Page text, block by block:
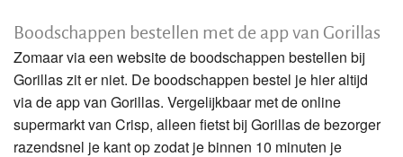
Boodschappen bestellen met de app van Gorillas
Zomaar via een website de boodschappen bestellen bij
Gorillas zit er niet. De boodschappen bestel je hier altijd
via de app van Gorillas. Vergelijkbaar met de online
supermarkt van Crisp, alleen fietst bij Gorillas de bezorger
razendsnel je kant op zodat je binnen 10 minuten je